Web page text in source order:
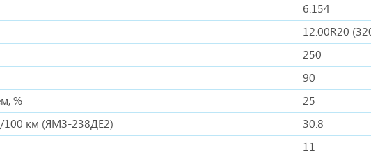
6.154
12.00R20
250
90
%
25
100 км (ЯМЗ-238ДЕ2)
30.8
11